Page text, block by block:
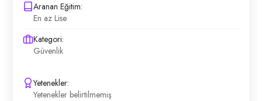
Aranan Eğitim:
En az Lise
Kategori:
Güvenlik
Yetenekler:
Yetenekler belirtilmemiş